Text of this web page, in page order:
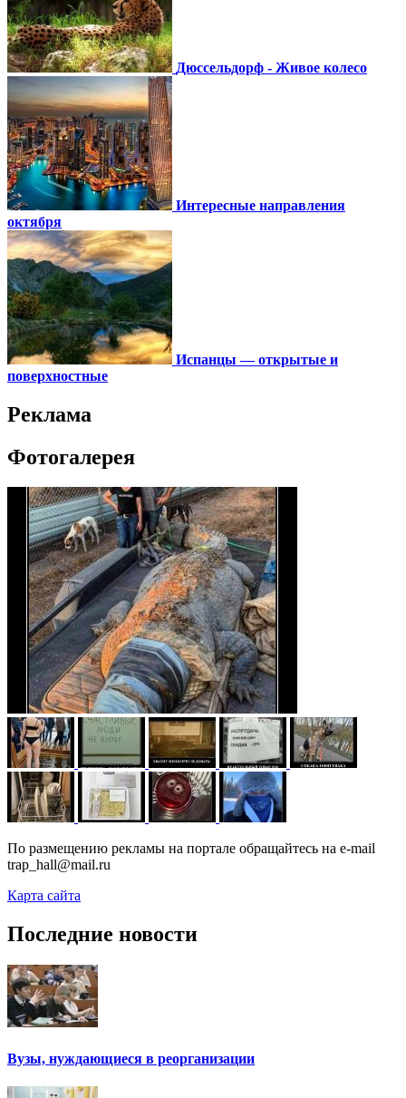
Дюссельдорф - Живое колесо
Интересные направления
октября
Испанцы — открытые и
поверхностные
Реклама
Фотогалерея
По размещению рекламы на портале обращайтесь на e-mail
trap_hall@mail.ru
Карта сайта
Последние новости
Вузы, нуждающиеся в реорганизации